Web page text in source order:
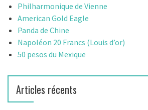
Philharmonique de Vienne
American Gold Eagle
Panda de Chine
Napoléon 20 Francs (Louis d’or)
50 pesos du Mexique
Articles récents